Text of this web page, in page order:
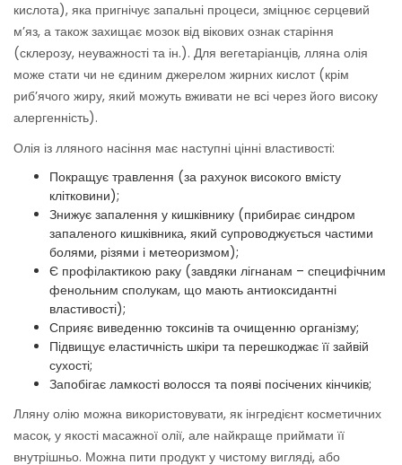
кислота), яка пригнічує запальні процеси, зміцнює серцевий
м’яз, а також захищає мозок від вікових ознак старіння
(склерозу, неуважності та ін.). Для вегетаріанців, лляна олія
може стати чи не єдиним джерелом жирних кислот (крім
риб’ячого жиру, який можуть вживати не всі через його високу
алергенність).
Олія із лляного насіння має наступні цінні властивості:
Покращує травлення (за рахунок високого вмісту
клітковини);
Знижує запалення у кишківнику (прибирає синдром
запаленого кишківника, який супроводжується частими
болями, різями і метеоризмом);
Є профілактикою раку (завдяки лігнанам – специфічним
фенольним сполукам, що мають антиоксидантні
властивості);
Сприяє виведенню токсинів та очищенню організму;
Підвищує еластичність шкіри та перешкоджає її зайвій
сухості;
Запобігає ламкості волосся та появі посічених кінчиків;
Лляну олію можна використовувати, як інгредієнт косметичних
масок, у якості масажної олії, але найкраще приймати її
внутрішньо. Можна пити продукт у чистому вигляді, або